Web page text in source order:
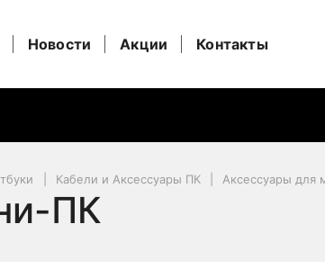
Новости Акции Контакты
Кабели и Аксессуары ПК Аксессуары для
ПК